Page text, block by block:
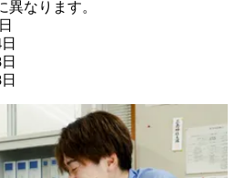
なります。